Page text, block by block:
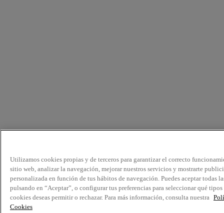
Utilizamos cookies propias y de terceros para garantizar el correcto
sitio web, analizar la navegación, mejorar nuestros servicios y mostrarte
personalizada en función de tus hábitos de navegación. Puedes aceptar todas
pulsando en “Aceptar”, o configurar tus preferencias para seleccionar qué tipos
cookies deseas permitir o rechazar. Para más información, consulta nuestra
Cookies